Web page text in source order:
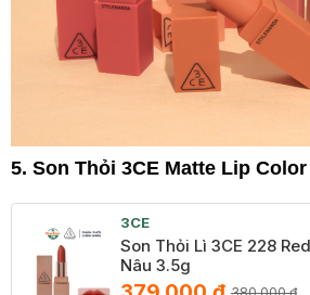
5. Son Thỏi 3CE Matte Lip Color
3CE
Son Thỏi Lì 3CE 228
Nâu 3.5g